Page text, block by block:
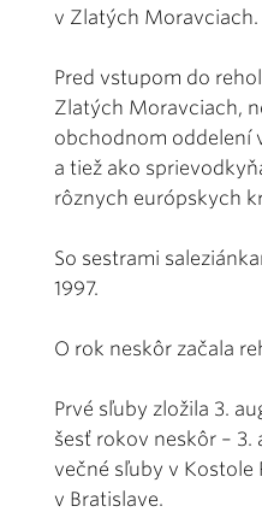
v Zlatých Moravciach.
Pred vstupom do
Zlatých Moravciach,
obchodnom oddelení
a tiež ako
rôznych európskych
So sestrami
1997.
O rok neskôr začala
Prvé sľuby zložila 3.
šesť rokov neskôr – 3.
večné sľuby v Kostole
v Bratislave.